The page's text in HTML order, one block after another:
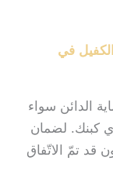
في
الدائن سواء
كبنك. لضمان
قد تمّ الاتّفاق